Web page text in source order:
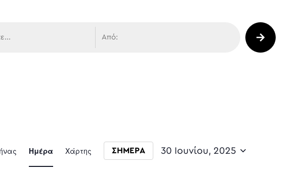
Event
Ημέρα Χάρτης ΣΗΜΕΡΑ 30 Ιουνίου, 2025